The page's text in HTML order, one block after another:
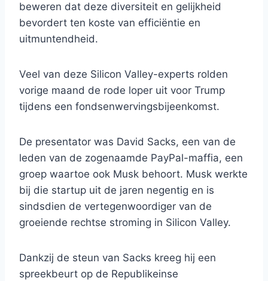
beweren dat deze diversiteit en gelijkheid
bevordert ten koste van efficiëntie en
uitmuntendheid.
Veel van deze Silicon Valley-experts rolden
vorige maand de rode loper uit voor Trump
tijdens een fondsenwervingsbijeenkomst.
De presentator was David Sacks, een van de
leden van de zogenaamde PayPal-maffia, een
groep waartoe ook Musk behoort. Musk werkte
bij die startup uit de jaren negentig en is
sindsdien de vertegenwoordiger van de
groeiende rechtse stroming in Silicon Valley.
Dankzij de steun van Sacks kreeg hij een
spreekbeurt op de Republikeinse